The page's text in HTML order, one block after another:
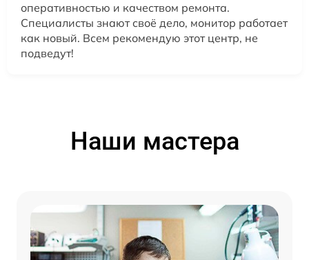
оперативностью и качеством ремонта.
Специалисты знают своё дело, монитор работает
как новый. Всем рекомендую этот центр, не
подведут!
Наши мастера